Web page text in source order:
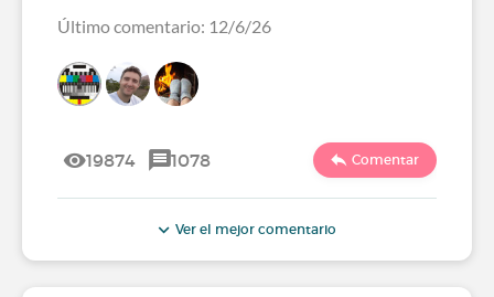
Último comentario: 12/6/26
19874 1078 Comentar
Ver el mejor comentario